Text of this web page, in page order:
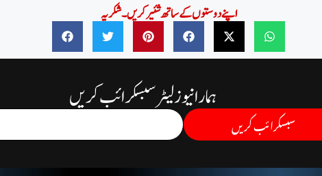
اپنے دوستوں کے ساتھ شئیر کریں۔شکریہ
ہمارا نیوز لیٹر سبسکرائب کریں
سبسکرائب کریں